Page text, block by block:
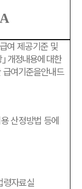
여 제공기준 및
｣ 개정내용에 대한
급여기준을안내드
산정방법 등에
령자료실